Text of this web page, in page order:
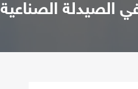
الصيدلة الصناعية